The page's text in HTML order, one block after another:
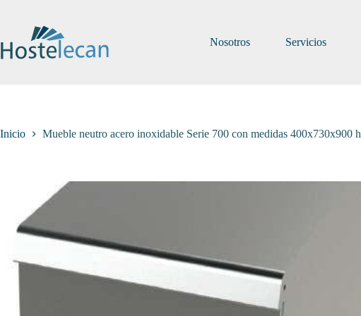
contenido
Nosotros
Servicios
Inicio Mueble neutro acero inoxidable Serie 700 con medidas